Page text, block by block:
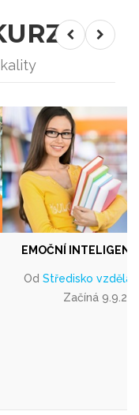
EMOČNÍ
Od Středisko
Začíná